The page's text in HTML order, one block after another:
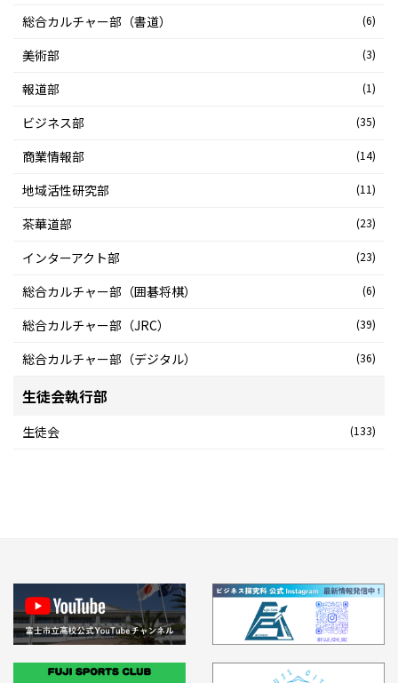
総合カルチャー部（書道） (6)
美術部 (3)
報道部 (1)
ビジネス部 (35)
商業情報部 (14)
地域活性研究部 (11)
茶華道部 (23)
インターアクト部 (23)
総合カルチャー部（囲碁将棋） (6)
総合カルチャー部（JRC） (39)
総合カルチャー部（デジタル） (36)
生徒会執行部
生徒会 (133)